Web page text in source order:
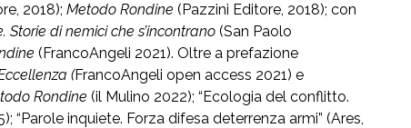
2018); Metodo Rondine (Pazzini Editore, 2018); con
di nemici che s’incontrano (San Paolo
(FrancoAngeli 2021). Oltre a prefazione
(FrancoAngeli open access 2021) e
Rondine (il Mulino 2022); “Ecologia del conflitto.
“Parole inquiete. Forza difesa deterrenza armi” (Ares,